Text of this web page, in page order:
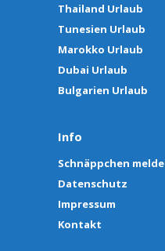
Thailand Urlaub
Tunesien Urlaub
Marokko Urlaub
Dubai Urlaub
Bulgarien Urlaub
Info
Schnäppchen
Datenschutz
Impressum
Kontakt